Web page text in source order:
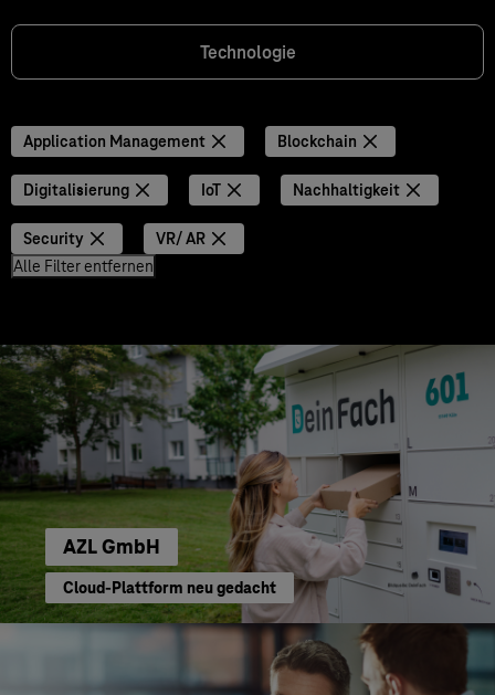
Technologie
Application Management Blockchain
Digitalisierung IoT Nachhaltigkeit
Security
VR/ AR
Alle Filter entfernen
AZL GmbH
Cloud-Plattform neu gedacht